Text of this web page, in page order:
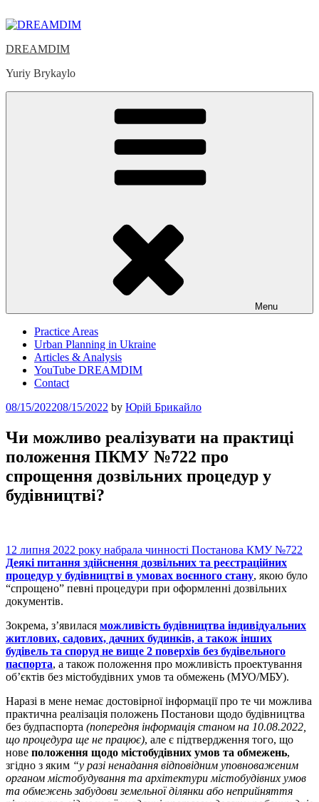
to
DREAMDIM
Yuriy Brykaylo
Menu
Practice Areas
Urban Planning in Ukraine
Articles & Analysis
YouTube DREAMDIM
Contact
Posted
08/15/202208/15/2022 by Юрій Брикайло
Чи можливо реалізувати на практиці
положення ПКМУ №722 про
спрощення дозвільних процедур у
будівництві?
12 липня 2022 року набрала чинності Постанова КМУ №722
Деякі питання здійснення дозвільних та реєстраційних
процедур у будівництві в умовах воєнного стану, якою було
“спрощено” певні процедури при оформленні дозвільних
документів.
Зокрема, з’явилася можливість будівництва індивідуальних
житлових, садових, дачних будинків, а також інших
будівель та споруд не вище 2 поверхів без будівельного
паспорта, а також положення про можливість проектування
об’єктів без містобудівних умов та обмежень (МУО/МБУ).
Наразі в мене немає достовірної інформації про те чи можлива
практична реалізація положень Постанови щодо будівництва
без будпаспорта (попередня інформація станом на 10.08.2022,
що процедура ще не працює), але є підтвердження того, що
нове положення щодо містобудівних умов та обмежень,
згідно з яким “у разі ненадання відповідним уповноваженим
органом містобудування та архітектури містобудівних умов
та обмежень забудови земельної ділянки або неприйняття